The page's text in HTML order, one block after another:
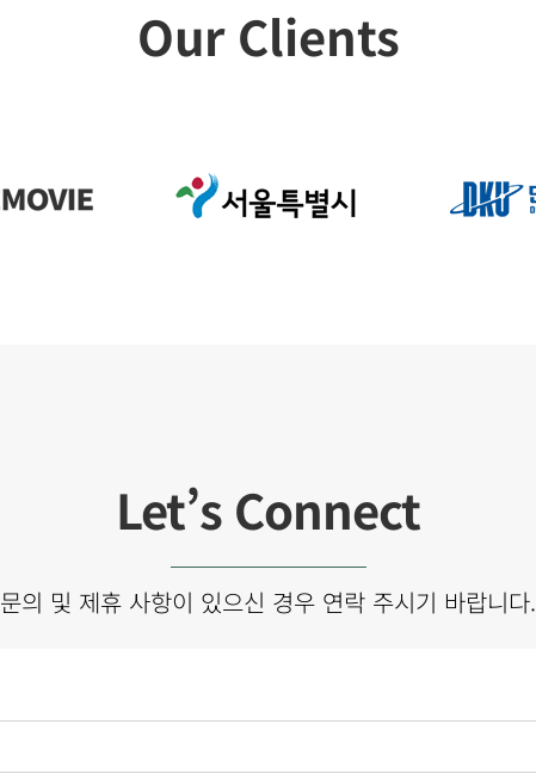
Our Clients
Let’s Connect
문의 및 제휴 사항이 있으신 경우 연락 주시기 바랍니다.